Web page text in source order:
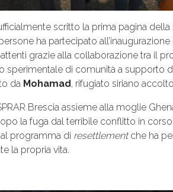
scritto la prima pagina
ha partecipato
grazie alla collaborazione tra il
sperimentale di comunità a supporto
da Mohamad, rifugiato siriano
Brescia assieme alla moglie
la fuga dal terribile conflitto in
programma di resettlementche ha
la propria vita.